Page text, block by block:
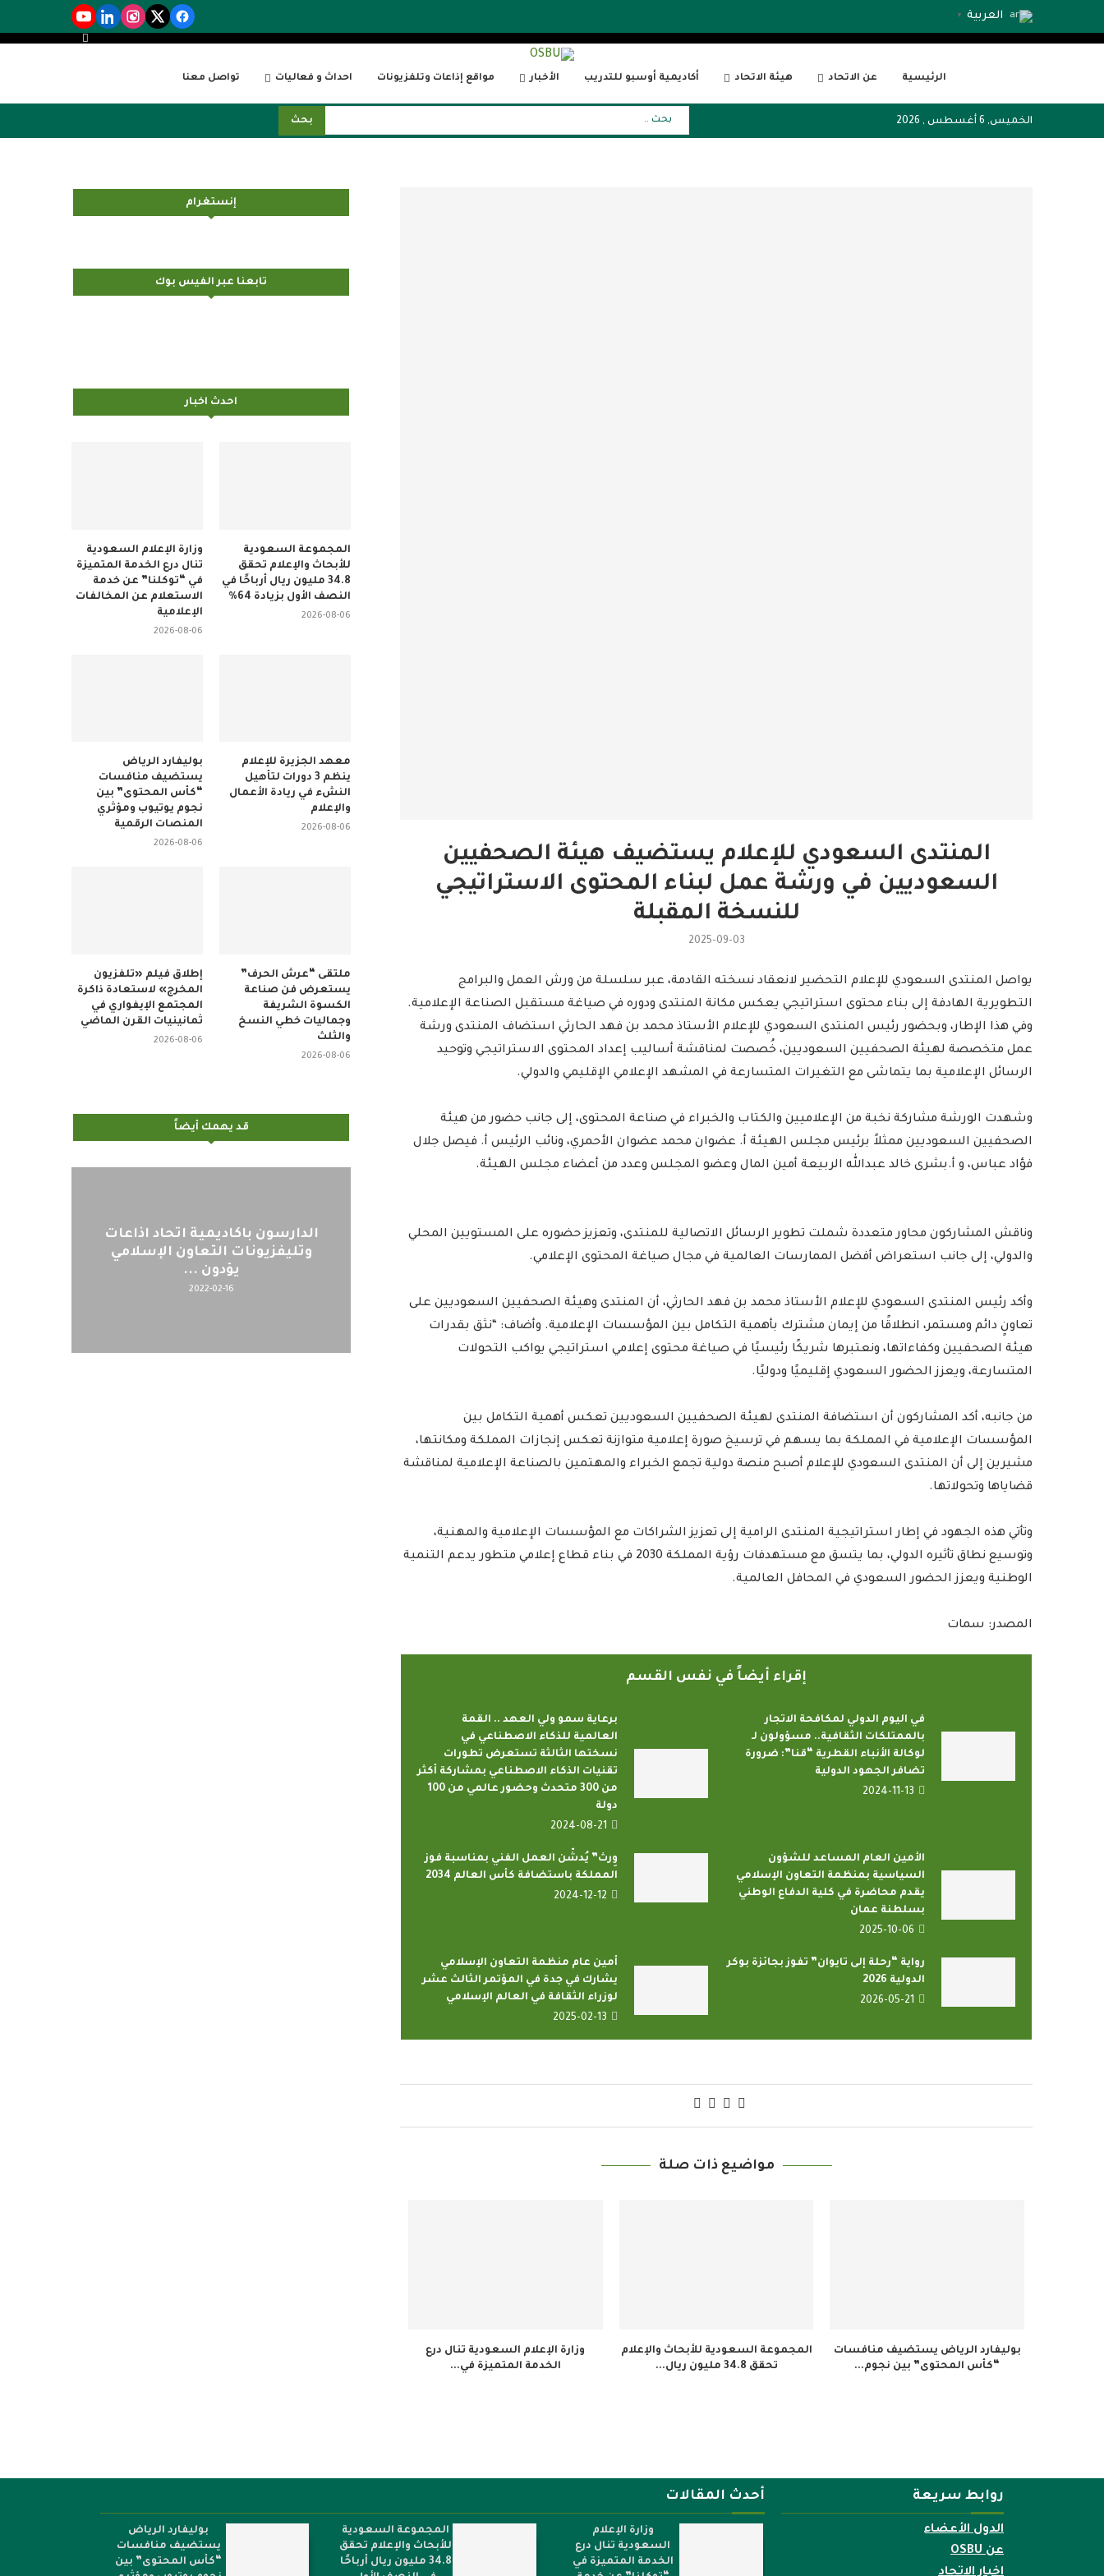
العربية ▼
الرئيسية عن الاتحاد هيئة الاتحاد أكاديمية أوسبو للتدريب الأخبار مواقع إذاعات وتلفزيونات احداث و فعاليات تواصل معنا
الخميس, 6 أغسطس , 2026 بحث
المنتدى السعودي للإعلام يستضيف هيئة الصحفيين
السعوديين في ورشة عمل لبناء المحتوى الاستراتيجي
للنسخة المقبلة
2025-09-03
يواصل المنتدى السعودي للإعلام التحضير لانعقاد نسخته القادمة، عبر سلسلة من ورش العمل والبرامج
التطويرية الهادفة إلى بناء محتوى استراتيجي يعكس مكانة المنتدى ودوره في صياغة مستقبل الصناعة الإعلامية.
وفي هذا الإطار، وبحضور رئيس المنتدى السعودي للإعلام الأستاذ محمد بن فهد الحارثي استضاف المنتدى ورشة
عمل متخصصة لهيئة الصحفيين السعوديين، خُصصت لمناقشة أساليب إعداد المحتوى الاستراتيجي وتوحيد
الرسائل الإعلامية بما يتماشى مع التغيرات المتسارعة في المشهد الإعلامي الإقليمي والدولي.
وشهدت الورشة مشاركة نخبة من الإعلاميين والكتاب والخبراء في صناعة المحتوى، إلى جانب حضور من هيئة
الصحفيين السعوديين ممثلاً برئيس مجلس الهيئة أ. عضوان محمد عضوان الأحمري، ونائب الرئيس أ. فيصل جلال
فؤاد عباس، و أ.بشرى خالد عبدالله الربيعة أمين المال وعضو المجلس وعدد من أعضاء مجلس الهيئة.
وناقش المشاركون محاور متعددة شملت تطوير الرسائل الاتصالية للمنتدى، وتعزيز حضوره على المستويين المحلي
والدولي، إلى جانب استعراض أفضل الممارسات العالمية في مجال صياغة المحتوى الإعلامي.
وأكد رئيس المنتدى السعودي للإعلام الأستاذ محمد بن فهد الحارثي، أن المنتدى وهيئة الصحفيين السعوديين على
تعاونٍ دائم ومستمر، انطلاقًا من إيمان مشترك بأهمية التكامل بين المؤسسات الإعلامية. وأضاف: “نثق بقدرات
هيئة الصحفيين وكفاءاتها، ونعتبرها شريكًا رئيسيًا في صياغة محتوى إعلامي استراتيجي يواكب التحولات
المتسارعة، ويعزز الحضور السعودي إقليميًا ودوليًا.
من جانبه، أكد المشاركون أن استضافة المنتدى لهيئة الصحفيين السعوديين تعكس أهمية التكامل بين
المؤسسات الإعلامية في المملكة بما يسهم في ترسيخ صورة إعلامية متوازنة تعكس إنجازات المملكة ومكانتها،
مشيرين إلى أن المنتدى السعودي للإعلام أصبح منصة دولية تجمع الخبراء والمهتمين بالصناعة الإعلامية لمناقشة
قضاياها وتحولاتها.
وتأتي هذه الجهود في إطار استراتيجية المنتدى الرامية إلى تعزيز الشراكات مع المؤسسات الإعلامية والمهنية،
وتوسيع نطاق تأثيره الدولي، بما يتسق مع مستهدفات رؤية المملكة 2030 في بناء قطاع إعلامي متطور يدعم التنمية
الوطنية ويعزز الحضور السعودي في المحافل العالمية.
المصدر: سمات
إقراء أيضاً في نفس القسم
في اليوم الدولي لمكافحة الاتجار
بالممتلكات الثقافية.. مسؤولون لـ
لوكالة الأنباء القطرية “قنا”: ضرورة
تضافر الجهود الدولية
2024-11-13
برعاية سمو ولي العهد .. القمة
العالمية للذكاء الاصطناعي في
نسختها الثالثة تستعرض تطورات
تقنيات الذكاء الاصطناعي بمشاركة أكثر
من 300 متحدث وحضور عالمي من 100
دولة
2024-08-21
الأمين العام المساعد للشؤون
السياسية بمنظمة التعاون الإسلامي
يقدم محاضرة في كلية الدفاع الوطني
بسلطنة عمان
2025-10-06
وِرث” يُدشّن العمل الفني بمناسبة فوز
المملكة باستضافة كأس العالم 2034
2024-12-12
رواية “رحلة إلى تايوان” تفوز بجائزة بوكر
الدولية 2026
2026-05-21
أمين عام منظمة التعاون الإسلامي
يشارك في جدة في المؤتمر الثالث عشر
لوزراء الثقافة في العالم الإسلامي
2025-02-13
مواضيع ذات صلة
وزارة الإعلام السعودية تنال درع
الخدمة المتميزة في...
المجموعة السعودية للأبحاث والإعلام
تحقق 34.8 مليون ريال...
بوليفارد الرياض يستضيف منافسات
“كأس المحتوى” بين نجوم...
إنستغرام
تابعنا عبر الفيس بوك
احدث اخبار
وزارة الإعلام السعودية
تنال درع الخدمة المتميزة
في “توكلنا” عن خدمة
الاستعلام عن المخالفات
الإعلامية
2026-08-06
المجموعة السعودية
للأبحاث والإعلام تحقق
34.8 مليون ريال أرباحًا في
النصف الأول بزيادة 64%
2026-08-06
بوليفارد الرياض
يستضيف منافسات
“كأس المحتوى” بين
نجوم يوتيوب ومؤثري
المنصات الرقمية
2026-08-06
معهد الجزيرة للإعلام
ينظم 3 دورات لتأهيل
النشء في ريادة الأعمال
والإعلام
2026-08-06
إطلاق فيلم «تلفزيون
المخرج» لاستعادة ذاكرة
المجتمع الإيفواري في
ثمانينيات القرن الماضي
2026-08-06
ملتقى “عرش الحرف”
يستعرض فن صناعة
الكسوة الشريفة
وجماليات خطي النسخ
والثلث
2026-08-06
قد يهمك أيضاً
الدارسون باكاديمية اتحاد اذاعات
وتليفزيونات التعاون الإسلامي
يؤدون ...
2022-02-16
روابط سريعة
الدول الأعضاء
عن OSBU
اخبار الاتحاد
أحدث المقالات
وزارة الإعلام
السعودية تنال درع
الخدمة المتميزة في
المجموعة السعودية
للأبحاث والإعلام تحقق
34.8 مليون ريال أرباحًا
بوليفارد الرياض
يستضيف منافسات
“كأس المحتوى” بين